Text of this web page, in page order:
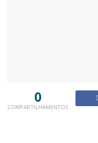
0
COMPARTILHAMENTOS